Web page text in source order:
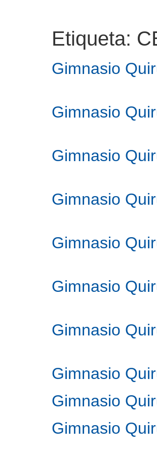
Etiqueta:
Gimnasio
Gimnasio
Gimnasio
Gimnasio
Gimnasio
Gimnasio
Gimnasio
Gimnasio
Gimnasio
Gimnasio